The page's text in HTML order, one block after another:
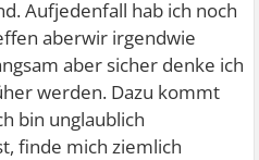
Aufjedenfall hab ich noch
aberwir irgendwie
aber sicher denke ich
werden. Dazu kommt
bin unglaublich
finde mich ziemlich